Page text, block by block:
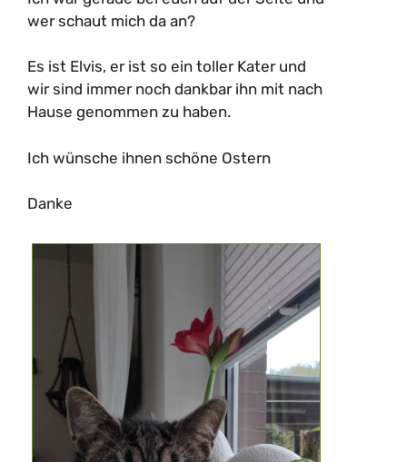
wer schaut mich da an?
Es ist Elvis, er ist so ein toller Kater und
wir sind immer noch dankbar ihn mit nach
Hause genommen zu haben.
Ich wünsche ihnen schöne Ostern
Danke